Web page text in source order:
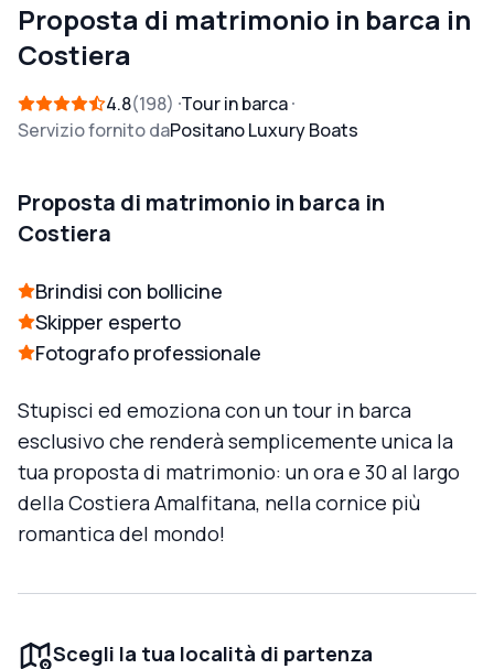
Proposta di matrimonio in barca in
Costiera
4.8 198
Tour in barca
Servizio fornito daPositano Luxury Boats
Proposta di matrimonio in barca in
Costiera
Brindisi con bollicine
Skipper esperto
Fotografo professionale
Stupisci ed emoziona con un tour in barca
esclusivo che renderà semplicemente unica la
tua proposta di matrimonio: un ora e 30 al largo
della Costiera Amalfitana, nella cornice più
romantica del mondo!
Scegli la tua località di partenza